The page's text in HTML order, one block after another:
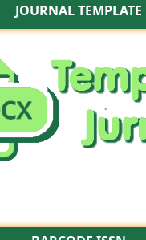
JOURNAL TEMPLATE